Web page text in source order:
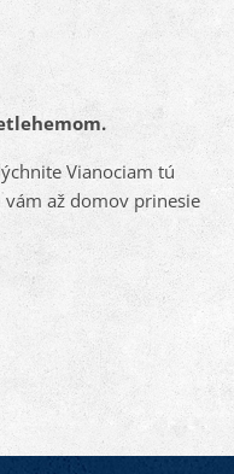
Vianociam tú
až domov prinesie